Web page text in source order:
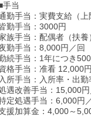
手当
勤手当：実費支給（
勤手当：3000円
族手当：配偶者（扶
勤手当：8,000円／回
続手当：1年につき
格手当：准看 12,000
入所手当：入所率・出
遇改善手当：15,000円
定処遇手当：6,000円
援加算金：4,000～